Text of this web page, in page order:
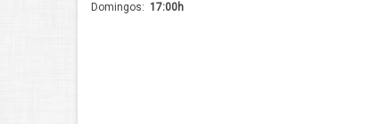
Domingos: 17:00h